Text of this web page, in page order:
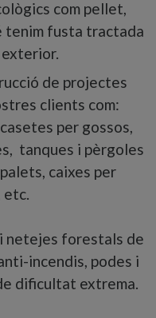
com pellet,
tenim fusta tractada
de projectes
clients com:
per gossos,
tanques i pèrgoles
caixes per
etc.
netejes forestals de
incendis, podes i
dificultat extrema.